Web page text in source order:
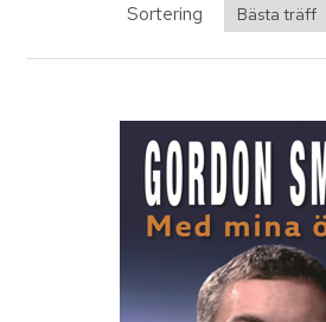
Sortering